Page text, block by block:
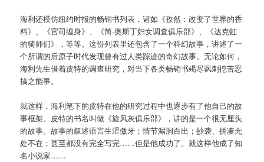
海利还模仿纽约时报的畅销书列表，诸如《孜然：改变了世界的香
料》、《官司缠身》、《简·奥斯丁妇女调查俱乐部》、《达克虹
的骑师们》，等等。这份列表里还包含了一个科幻故事，讲述了一
个所谓的后原子时代发现曾有过人类踪迹的奇幻故事。无论如何，
海利先生借着皮特的调查研究，对当下各类畅销书竭尽讽刺挖苦恶
搞之能事。
就这样，海利笔下的皮特在他的研究过程中也逐步有了他自己的故
事框架。皮特的书名叫做《旋风灰俱乐部》，讲的是一个很无厘头
的故事。故事的叙述语言生涩傲牙；情节漏洞百出；抄袭、拼凑无
处不在；甚至都没有完全写完……但是他成功了。就这样他成了知
名小说家……